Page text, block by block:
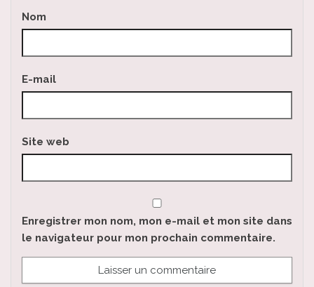
Nom
E-mail
Site web
Enregistrer mon nom, mon e-mail et mon site dans
le navigateur pour mon prochain commentaire.